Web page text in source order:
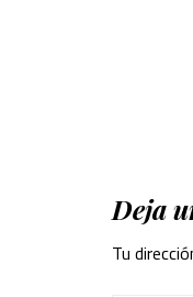
Deja
Tu